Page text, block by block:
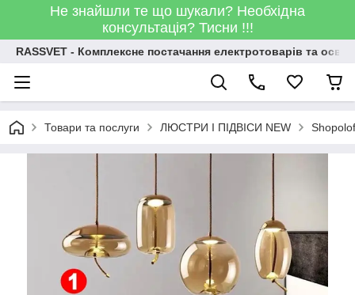
Не знайшли те що шукали? Необхідна
консультація? Тисни !!!
RASSVET - Комплексне постачання електротоварів та
Товари та послуги ЛЮСТРИ І ПІДВІСИ NEW